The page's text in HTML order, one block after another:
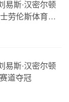
易斯·汉密尔顿
劳伦斯体育公
法郎
易斯·汉密尔顿
道夺冠